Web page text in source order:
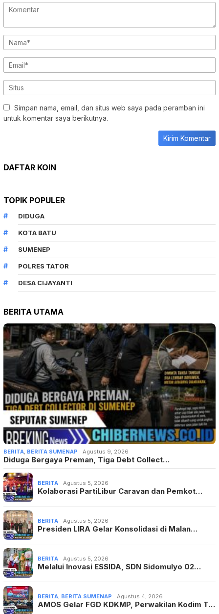
Simpan nama, email, dan situs web saya pada peramban ini
untuk komentar saya berikutnya.
DAFTAR KOIN
TOPIK POPULER
DIDUGA
KOTA BATU
SUMENEP
POLRES TATOR
DESA CIJAYANTI
BERITA UTAMA
BERITA, BERITA SUMENAP Agustus 9, 2026
Diduga Bergaya Preman, Tiga Debt Collect…
BERITA Agustus 5, 2026
Kolaborasi PartiLibur Caravan dan Pemkot…
BERITA Agustus 5, 2026
Presiden LIRA Gelar Konsolidasi di Malan…
BERITA Agustus 5, 2026
Melalui Inovasi ESSIDA, SDN Sidomulyo 02…
BERITA, BERITA SUMENAP Agustus 4, 2026
AMOS Gelar FGD KDKMP, Perwakilan Kodim T…